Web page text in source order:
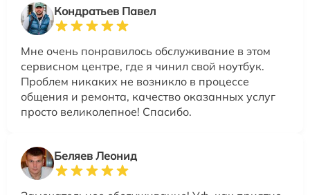
Кондратьев Павел
Мне очень понравилось обслуживание в этом
сервисном центре, где я чинил свой ноутбук.
Проблем никаких не возникло в процессе
общения и ремонта, качество оказанных услуг
просто великолепное! Спасибо.
Беляев Леонид